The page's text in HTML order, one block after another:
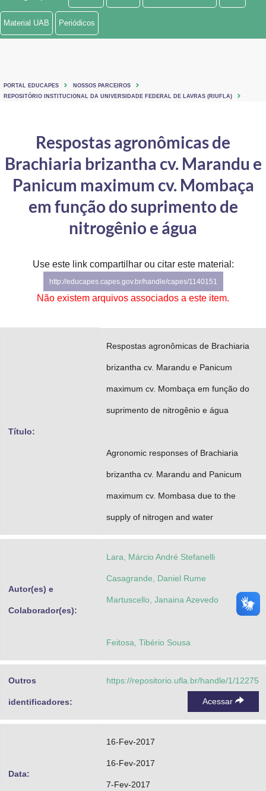
Ministério de Minas e Energia
Ministério do Turismo
Controladoria-Geral da União
Secretaria de Governo
Advocacia-Geral da União
Banco Central do Brasil
Planalto
Material UAB Periódicos
PORTAL EDUCAPES
NOSSOS PARCEIROS
REPOSITÓRIO INSTITUCIONAL DA UNIVERSIDADE FEDERAL DE LAVRAS (RIUFLA)
Respostas agronômicas de
Brachiaria brizantha cv. Marandu e
Panicum maximum cv. Mombaça
em função do suprimento de
nitrogênio e água
Use este link compartilhar ou citar este material:
http://educapes.capes.gov.br/handle/capes/1140151
Não existem arquivos associados a este item.
Título:
Respostas agronômicas de Brachiaria
brizantha cv. Marandu e Panicum
maximum cv. Mombaça em função do
suprimento de nitrogênio e água
Agronomic responses of Brachiaria
brizantha cv. Marandu and Panicum
maximum cv. Mombasa due to the
supply of nitrogen and water
Autor(es) e
Colaborador(es):
Lara, Márcio André Stefanelli
Casagrande, Daniel Rume
Martuscello, Janaina Azevedo
Feitosa, Tibério Sousa
Outros
identificadores:
https://repositorio.ufla.br/handle/1/12275
Acessar
Data:
16-Fev-2017
16-Fev-2017
7-Fev-2017